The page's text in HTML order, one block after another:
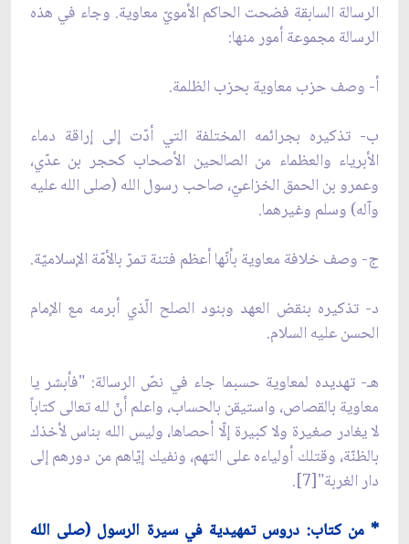
الرسالة السابقة فضحت الحاكم الأمويّ معاوية. وجاء في هذه
الرسالة مجموعة أمور منها:
أ- وصف حزب معاوية بحزب الظلمة.
ب- تذكيره بجرائمه المختلفة التي أدّت إلى إراقة دماء
الأبرياء والعظماء من الصالحين الأصحاب كحجر بن عدّي،
وعمرو بن الحمق الخزاعيّ، صاحب رسول الله (صلى الله عليه
وآله) وسلم وغيرهما.
ج- وصف خلافة معاوية بأنّها أعظم فتنة تمرّ بالأمّة الإسلاميّة.
د- تذكيره بنقض العهد وبنود الصلح الّذي أبرمه مع الإمام
الحسن عليه السلام.
هـ- تهديده لمعاوية حسبما جاء في نصّ الرسالة: "فأبشر يا
معاوية بالقصاص، واستيقن بالحساب، واعلم أنّ لله تعالى كتاباً
لا يغادر صغيرة ولا كبيرة إلّا أحصاها، وليس الله بناس لأخذك
بالظنّة، وقتلك أولياءه على التهم، ونفيك إيّاهم من دورهم إلى
دار الغربة"[7].
* من كتاب: دروس تمهيدية في سيرة الرسول (صلى الله